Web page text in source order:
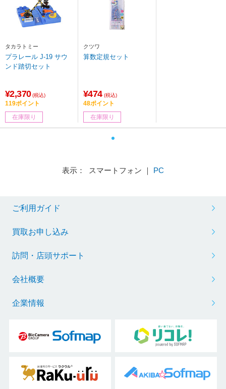
タカラトミー
プラレール J-19 サウ
ンド踏切セット
¥2,370 (税込)
119ポイント
在庫限り
クツワ
算数定規セット
¥474 (税込)
48ポイント
在庫限り
表示： スマートフォン ｜ PC
ご利用ガイド
買取お申し込み
訪問・店頭サポート
会社概要
企業情報